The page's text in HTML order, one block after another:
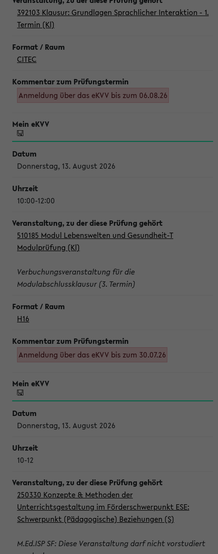
392103 Klausur: Grundlagen Sprachlicher Interaktion - 1.
Termin (Kl)
CITEC
Anmeldung über das eKVV bis zum 06.08.26
Donnerstag, 13. August 2026
10:00-12:00
510185 Modul Lebenswelten und Gesundheit-T
Modulprüfung (Kl)
Verbuchungsveranstaltung für die
Modulabschlussklausur (3. Termin)
H16
Anmeldung über das eKVV bis zum 30.07.26
Donnerstag, 13. August 2026
10-12
250330 Konzepte & Methoden der
Unterrichtsgestaltung im Förderschwerpunkt ESE:
Schwerpunkt (Pädagogische) Beziehungen (S)
M.Ed.ISP SF: Diese Veranstaltung darf nicht vorstudiert